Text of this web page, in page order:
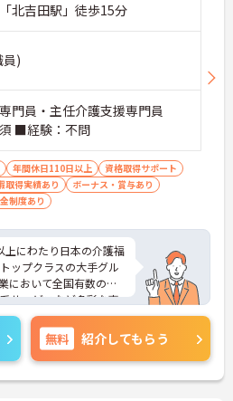
リズムを整えやすいで
ュ休暇を活用し連休の
時間もしっかりと確保
と両立しやすい制度が
手厚いフォロー体制で
安心です】
ケアマネジャーと情報
に応じて同行訪問など
に合わせて管理者が新
業務過多にならず無理
援制度が整っており働
◎大手法人ならではの
力です】
北吉田駅」徒歩15分
員)
門員・主任介護支援専門員
■経験：不問
年間休日110日以上
資格取得サポート
取得実績あり
ボーナス・賞与あり
制度あり
にわたり日本の介護福
ップクラスの大手グル
において全国有数の規
サービスなど多彩な事
あらゆるニーズにワン
しています。ダイバー
、多様な人材が能力を
注力している点も大き
害を見据えたBCP（事
無料 紹介してもらう